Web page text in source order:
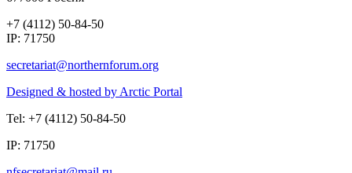
+7 (4112) 50-84-50
IP: 71750
Designed & hosted by Arctic Portal
Tel: +7 (4112) 50-84-50
IP: 71750